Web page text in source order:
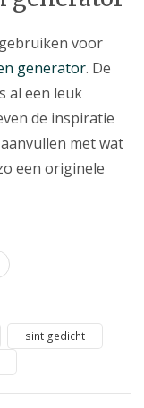
voor
generator. De
al een leuk
de inspiratie
met wat
een originele
sint gedicht